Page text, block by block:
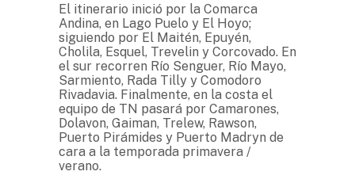
El itinerario inició por la Comarca
Andina, en Lago Puelo y El Hoyo;
siguiendo por El Maitén, Epuyén,
Cholila, Esquel, Trevelin y Corcovado. En
el sur recorren Río Senguer, Río Mayo,
Sarmiento, Rada Tilly y Comodoro
Rivadavia. Finalmente, en la costa el
equipo de TN pasará por Camarones,
Dolavon, Gaiman, Trelew, Rawson,
Puerto Pirámides y Puerto Madryn de
cara a la temporada primavera /
verano.